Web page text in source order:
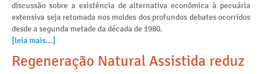
discussão sobre a existência de alternativa econômica à pecuária
extensiva seja retomada nos moldes dos profundos debates ocorridos
desde a segunda metade da década de 1980.
[leia mais...]
Regeneração Natural Assistida reduz